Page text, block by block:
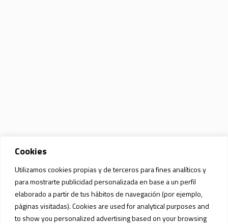
Cookies
Utilizamos cookies propias y de terceros para fines analíticos y
para mostrarte publicidad personalizada en base a un perfil
elaborado a partir de tus hábitos de navegación (por ejemplo,
páginas visitadas). Cookies are used for analytical purposes and
to show you personalized advertising based on your browsing